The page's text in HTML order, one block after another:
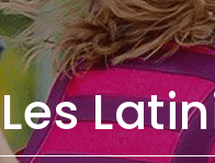
Les